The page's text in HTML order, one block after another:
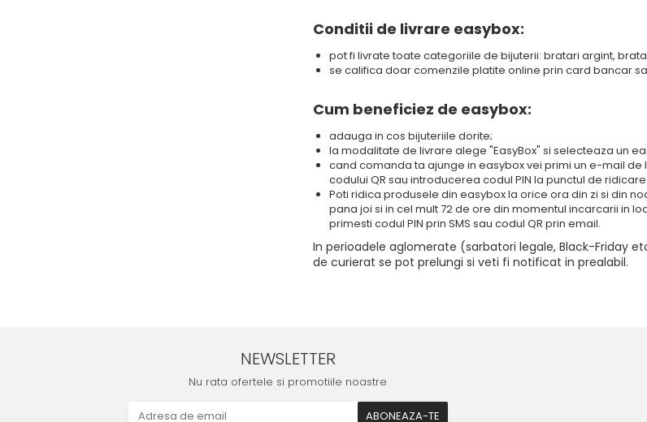
Conditii de livrare easybox:
pot fi livrate toate categoriile de bijuterii: bratari argint,
se califica doar comenzile platite online prin card bancar
Cum beneficiez de easybox:
adauga in cos bijuteriile dorite;
la modalitate de livrare alege "EasyBox" si selecteaza un
cand comanda ta ajunge in easybox vei primi un e-mail de
codului QR sau introducerea codul PIN la punctul de
Poti ridica produsele din easybox la orice ora din zi si din
pana joi si in cel mult 72 de ore din momentul incarcarii in
primesti codul PIN prin SMS sau codul QR prin email.
In perioadele aglomerate (sarbatori legale, Black-Friday
de curierat se pot prelungi si veti fi notificat in prealabil.
NEWSLETTER
Nu rata ofertele si promotiile noastre